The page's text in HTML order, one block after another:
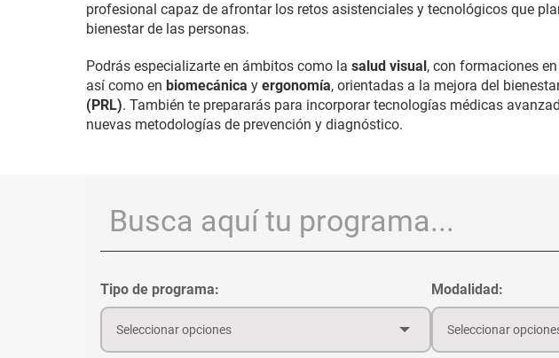
profesional capaz de afrontar los retos asistenciales y tecnológicos que
bienestar de las personas.
Podrás especializarte en ámbitos como la salud visual, con formaciones en
así como en biomecánica y ergonomía, orientadas a la mejora del
(PRL). También te prepararás para incorporar tecnologías médicas
nuevas metodologías de prevención y diagnóstico.
Tipo de programa:
Seleccionar opciones
Modalidad:
Seleccionar